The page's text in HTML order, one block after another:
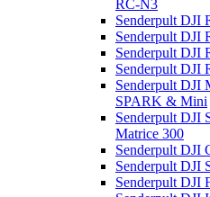
RC-N3
Senderpult DJI
Senderpult DJI
Senderpult DJI
Senderpult DJI
Senderpult
SPARK & Mini
Senderpult DJI
Matrice 300
Senderpult DJI
Senderpult DJI
Senderpult DJI